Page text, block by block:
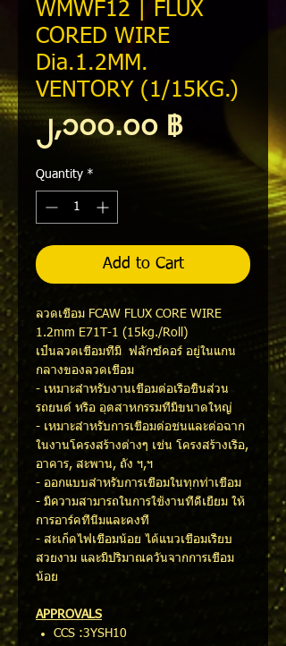
WMWF12 | FLUX
CORED WIRE
Dia.1.2MM.
VENTORY (1/15KG.)
၂,၁၀၀.၀၀ ฿Price
Quantity *
Add to Cart
ลวดเชื่อม FCAW FLUX CORE WIRE
1.2mm E71T-1 (15kg./Roll)
เป็นลวดเชื่อมที่มี ฟลักซ์คอร์ อยู่ในแกน
กลางของลวดเชื่อม
- เหมาะสำหรับงานเชื่อมต่อเรือชิ้นส่วน
รถยนต์ หรือ อุตสาหกรรมที่มีขนาดใหญ่
- เหมาะสำหรับการเชื่อมต่อชนและต่อฉาก
ในงานโครงสร้างต่างๆ เช่น โครงสร้างเรือ,
อาคาร, สะพาน, ถัง ฯ,ฯ
- ออกแบบสำหรับการเชื่อมในทุกท่าเชื่อม
- มีความสามารถในการใช้งานที่ดีเยี่ยม ให้
การอาร์คที่นิ่มและคงที่
- สะเก็ดไฟเชื่อมน้อย ได้แนวเชื่อมเรียบ
สวยงาม และมีปริมาณควันจากการเชื่อม
น้อย
APPROVALS
CCS :3YSH10